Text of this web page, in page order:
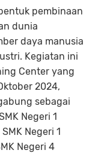
pembinaan
dunia
daya manusia
Kegiatan ini
Center yang
2024,
sebagai
Negeri 1
Negeri 1
Negeri 4